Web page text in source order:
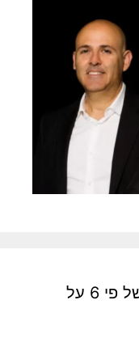
האקזיט של ברק רוזן – רווח של פי 6 על